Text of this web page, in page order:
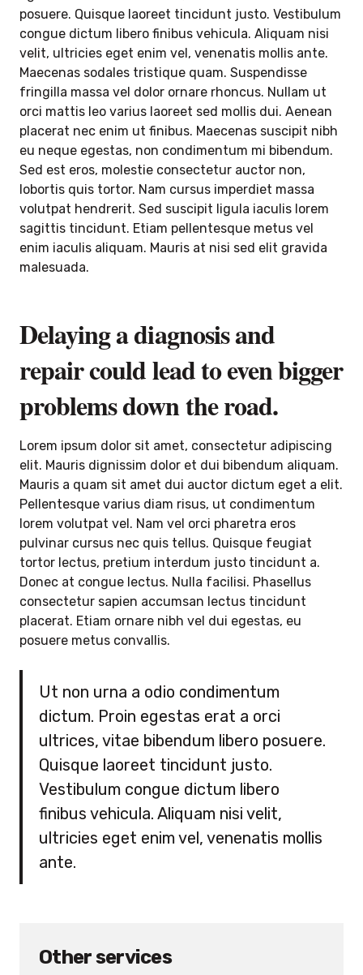
Other services
posuere. Quisque laoreet tincidunt justo. Vestibulum
congue dictum libero finibus vehicula. Aliquam nisi
velit, ultricies eget enim vel, venenatis mollis ante.
Maecenas sodales tristique quam. Suspendisse
fringilla massa vel dolor ornare rhoncus. Nullam ut
orci mattis leo varius laoreet sed mollis dui. Aenean
placerat nec enim ut finibus. Maecenas suscipit nibh
eu neque egestas, non condimentum mi bibendum.
Sed est eros, molestie consectetur auctor non,
lobortis quis tortor. Nam cursus imperdiet massa
volutpat hendrerit. Sed suscipit ligula iaculis lorem
sagittis tincidunt. Etiam pellentesque metus vel
enim iaculis aliquam. Mauris at nisi sed elit gravida
malesuada.
Delaying a diagnosis and
repair could lead to even bigger
problems down the road.
Lorem ipsum dolor sit amet, consectetur adipiscing
elit. Mauris dignissim dolor et dui bibendum aliquam.
Mauris a quam sit amet dui auctor dictum eget a elit.
Pellentesque varius diam risus, ut condimentum
lorem volutpat vel. Nam vel orci pharetra eros
pulvinar cursus nec quis tellus. Quisque feugiat
tortor lectus, pretium interdum justo tincidunt a.
Donec at congue lectus. Nulla facilisi. Phasellus
consectetur sapien accumsan lectus tincidunt
placerat. Etiam ornare nibh vel dui egestas, eu
posuere metus convallis.
Ut non urna a odio condimentum
dictum. Proin egestas erat a orci
ultrices, vitae bibendum libero posuere.
Quisque laoreet tincidunt justo.
Vestibulum congue dictum libero
finibus vehicula. Aliquam nisi velit,
ultricies eget enim vel, venenatis mollis
ante.